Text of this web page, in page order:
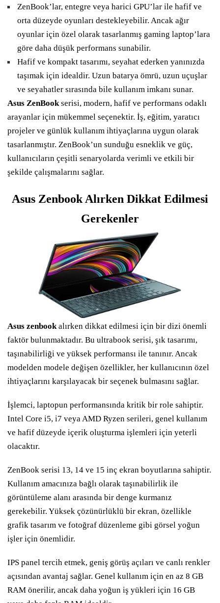
ZenBook’lar, entegre veya harici GPU’lar ile hafif ve
orta düzeyde oyunları destekleyebilir. Ancak ağır
oyunlar için özel olarak tasarlanmış gaming laptop’lara
göre daha düşük performans sunabilir.
Hafif ve kompakt tasarımı, seyahat ederken yanınızda
taşımak için idealdir. Uzun batarya ömrü, uzun uçuşlar
ve seyahatler sırasında bile kullanım imkanı sunar.
Asus ZenBookserisi, modern, hafif ve performans odaklı
arayanlar için mükemmel seçenektir. İş, eğitim, yaratıcı
projeler ve günlük kullanım ihtiyaçlarına uygun olarak
tasarlanmıştır. ZenBook’un sunduğu esneklik ve güç,
kullanıcıların çeşitli senaryolarda verimli ve etkili bir
şekilde çalışmalarını sağlar.
Asus Zenbook Alırken Dikkat Edilmesi
Gerekenler
Asus zenbookalırken dikkat edilmesi için bir dizi önemli
faktör bulunmaktadır. Bu ultrabook serisi, şık tasarımı,
taşınabilirliği ve yüksek performansı ile tanınır. Ancak
modelden modele değişen özellikler, her kullanıcının özel
ihtiyaçlarını karşılayacak bir seçenek bulmasını sağlar.
İşlemci, laptopun performansında kritik bir role sahiptir.
Intel Core i5, i7 veya AMD Ryzen serileri, genel kullanım
ve hafif düzeyde içerik oluşturma işlemleri için yeterli
olacaktır.
ZenBook serisi 13, 14 ve 15 inç ekran boyutlarına sahiptir.
Kullanım amacınıza bağlı olarak taşınabilirlik ile
görüntüleme alanı arasında bir denge kurmanız
gerekebilir. Yüksek çözünürlüklü bir ekran, özellikle
grafik tasarım ve fotoğraf düzenleme gibi görsel yoğun
işler için önemlidir.
IPS panel tercih etmek, geniş görüş açıları ve canlı renkler
açısından avantaj sağlar. Genel kullanım için en az 8 GB
RAM önerilir, ancak daha yoğun iş yükleri için 16 GB